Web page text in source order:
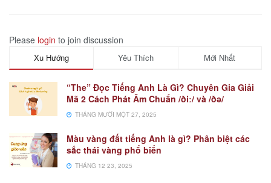
Please login to join discussion
Xu Hướng Yêu Thích Mới Nhất
“The” Đọc Tiếng Anh Là Gì? Chuyên Gia Giải
Mã 2 Cách Phát Âm Chuẩn /ðiː/ và /ðə/
THÁNG MƯỜI MỘT 27, 2025
Màu vàng đất tiếng Anh là gì? Phân biệt các
sắc thái vàng phổ biến
THÁNG 12 23, 2025